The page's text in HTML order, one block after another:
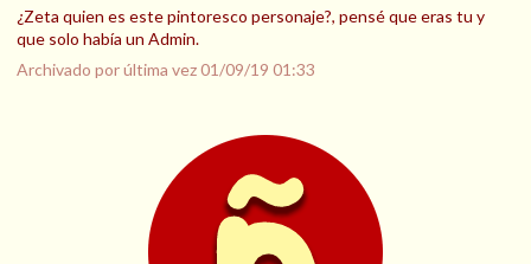
¿Zeta quien es este pintoresco personaje?, pensé que eras tu y
que solo había un Admin.
Archivado por última vez01/09/19 01:33